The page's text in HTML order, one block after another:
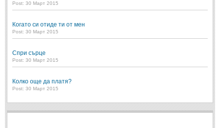
Post: 30 Март 2015
Когато си отиде ти от мен
Post: 30 Март 2015
Спри сърце
Post: 30 Март 2015
Колко още да платя?
Post: 30 Март 2015